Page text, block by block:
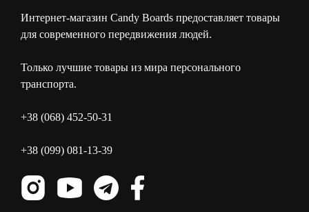
Интернет-магазин Candy Boards предоставляет товары
для современного передвижения людей.
Только лучшие товары из мира персонального
транспорта.
+38 (068) 452-50-31
+38 (099) 081-13-39